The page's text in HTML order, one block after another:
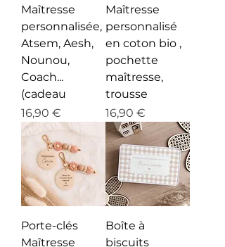
Maîtresse
personnalisée,
Atsem, Aesh,
Nounou,
Coach...
(cadeau
Prix
16,90 €
Maîtresse
personnalisé
en coton bio ,
pochette
maîtresse,
trousse
Prix
16,90 €
Porte-clés
Maîtresse
Boîte à
biscuits